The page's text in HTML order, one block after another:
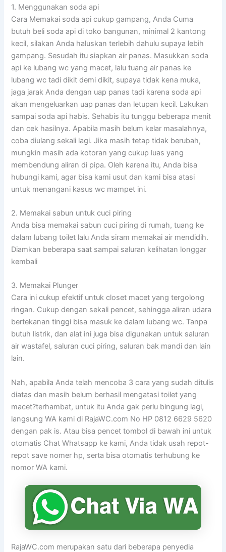
1. Menggunakan soda api
Cara Memakai soda api cukup gampang, Anda Cuma
butuh beli soda api di toko bangunan, minimal 2 kantong
kecil, silakan Anda haluskan terlebih dahulu supaya lebih
gampang. Sesudah itu siapkan air panas. Masukkan soda
api ke lubang wc yang macet, lalu tuang air panas ke
lubang wc tadi dikit demi dikit, supaya tidak kena muka,
jaga jarak Anda dengan uap panas tadi karena soda api
akan mengeluarkan uap panas dan letupan kecil. Lakukan
sampai soda api habis. Sehabis itu tunggu beberapa menit
dan cek hasilnya. Apabila masih belum kelar masalahnya,
coba diulang sekali lagi. Jika masih tetap tidak berubah,
mungkin masih ada kotoran yang cukup luas yang
membendung aliran di pipa. Oleh karena itu, Anda bisa
hubungi kami, agar bisa kami usut dan kami bisa atasi
untuk menangani kasus wc mampet ini.
2. Memakai sabun untuk cuci piring
Anda bisa memakai sabun cuci piring di rumah, tuang ke
dalam lubang toilet lalu Anda siram memakai air mendidih.
Diamkan beberapa saat sampai saluran kelihatan longgar
kembali
3. Memakai Plunger
Cara ini cukup efektif untuk closet macet yang tergolong
ringan. Cukup dengan sekali pencet, sehingga aliran udara
bertekanan tinggi bisa masuk ke dalam lubang wc. Tanpa
butuh listrik, dan alat ini juga bisa digunakan untuk saluran
air wastafel, saluran cuci piring, saluran bak mandi dan lain
lain.
Nah, apabila Anda telah mencoba 3 cara yang sudah ditulis
diatas dan masih belum berhasil mengatasi toilet yang
macet?terhambat, untuk itu Anda gak perlu bingung lagi,
langsung WA kami di RajaWC.com No HP 0812 6629 5620
dengan pak is. Atau bisa pencet tombol di bawah ini untuk
otomatis Chat Whatsapp ke kami, Anda tidak usah repot-
repot save nomer hp, serta bisa otomatis terhubung ke
nomor WA kami.
RajaWC.com merupakan satu dari beberapa penyedia